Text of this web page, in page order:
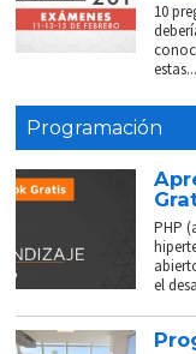
10
estas...
Programación
PHP
el